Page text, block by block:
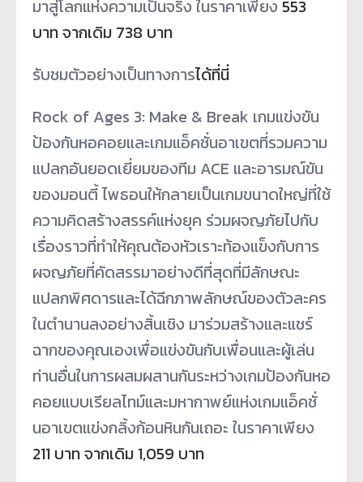
มาสู่โลกแห่งความเป็นจริง ในราคาเพียง 553
บาท จากเดิม 738 บาท
รับชมตัวอย่างเป็นทางการได้ที่นี่
Rock of Ages 3: Make & Break เกมแข่งขัน
ป้องกันหอคอยและเกมแอ็คชั่นอาเขตที่รวมความ
แปลกอันยอดเยี่ยมของทีม ACE และอารมณ์ขัน
ของมอนตี้ ไพธอนให้กลายเป็นเกมขนาดใหญ่ที่ใช้
ความคิดสร้างสรรค์แห่งยุค ร่วมผจญภัยไปกับ
เรื่องราวที่ทำให้คุณต้องหัวเราะท้องแข็งกับการ
ผจญภัยที่คัดสรรมาอย่างดีที่สุดที่มีลักษณะ
แปลกพิศดารและได้ฉีกภาพลักษณ์ของตัวละคร
ในตำนานลงอย่างสิ้นเชิง มาร่วมสร้างและแชร์
ฉากของคุณเองเพื่อแข่งขันกับเพื่อนและผู้เล่น
ท่านอื่นในการผสมผสานกันระหว่างเกมป้องกันหอ
คอยแบบเรียลไทม์และมหากาพย์แห่งเกมแอ็คชั่
นอาเขตแข่งกลิ้งก้อนหินกันเถอะ ในราคาเพียง
211 บาท จากเดิม 1,059 บาท